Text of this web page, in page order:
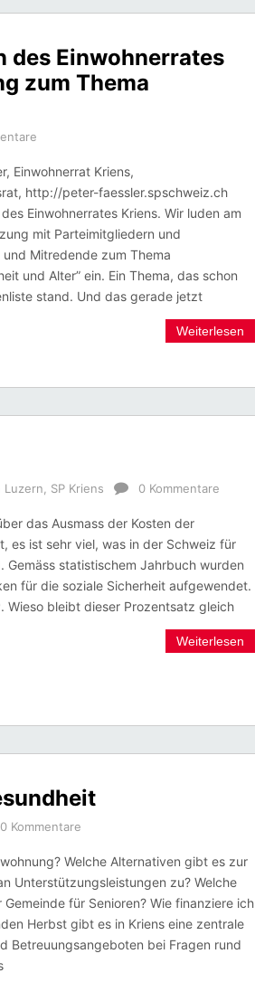
des Einwohnerrates
zum Thema
Einwohnerrat Kriens,
http://peter-faessler.spschweiz.ch
Einwohnerrates Kriens. Wir luden am
mit Parteimitgliedern und
Mitredende zum Thema
und Alter” ein. Ein Thema, das schon
stand. Und das gerade jetzt
Weiterlesen
Luzern SP Kriens 0 Kommentare
das Ausmass der Kosten der
es ist sehr viel, was in der Schweiz für
statistischem Jahrbuch wurden
für die soziale Sicherheit aufgewendet.
Wieso bleibt dieser Prozentsatz gleich
Weiterlesen
0 Kommentare
Welche Alternativen gibt es zur
Unterstützungsleistungen zu? Welche
für Senioren? Wie finanziere ich
Herbst gibt es in Kriens eine zentrale
Betreuungsangeboten bei Fragen rund